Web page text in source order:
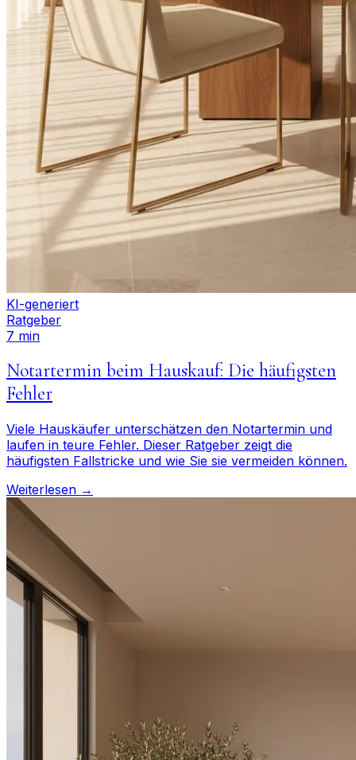
KI-generiert
Ratgeber
7 min
Notartermin beim Hauskauf: Die häufigsten
Fehler
Viele Hauskäufer unterschätzen den Notartermin und
laufen in teure Fehler. Dieser Ratgeber zeigt die
häufigsten Fallstricke und wie Sie sie vermeiden können.
Weiterlesen →